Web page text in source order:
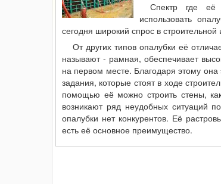
Спектр где
использовать
сегодня широкий спрос в строительной
От других типов опалубки её
называют - рамная, обеспечивает
на первом месте. Благодаря этому
задания, которые стоят в ходе
помощью её можно строить стены,
возникают ряд неудобных ситуаций
опалубки нет конкурентов. Её
есть её основное преимущество.